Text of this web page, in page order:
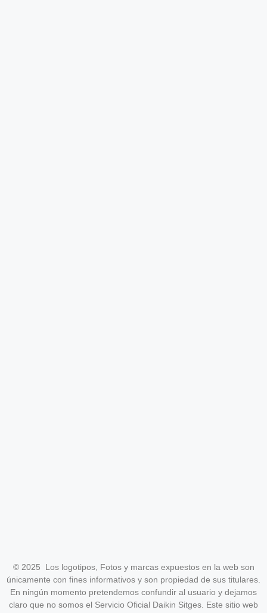
© 2025 Los logotipos, Fotos y marcas expuestos en la web son
únicamente con fines informativos y son propiedad de sus titulares.
En ningún momento pretendemos confundir al usuario y dejamos
claro que no somos el Servicio Oficial Daikin Sitges. Este sitio web